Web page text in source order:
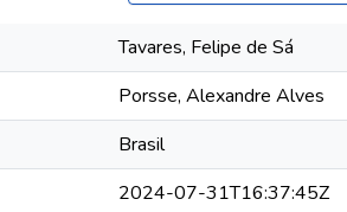
Tavares, Felipe de Sá
Porsse, Alexandre Alves
Brasil
2024-07-31T16:37:45Z